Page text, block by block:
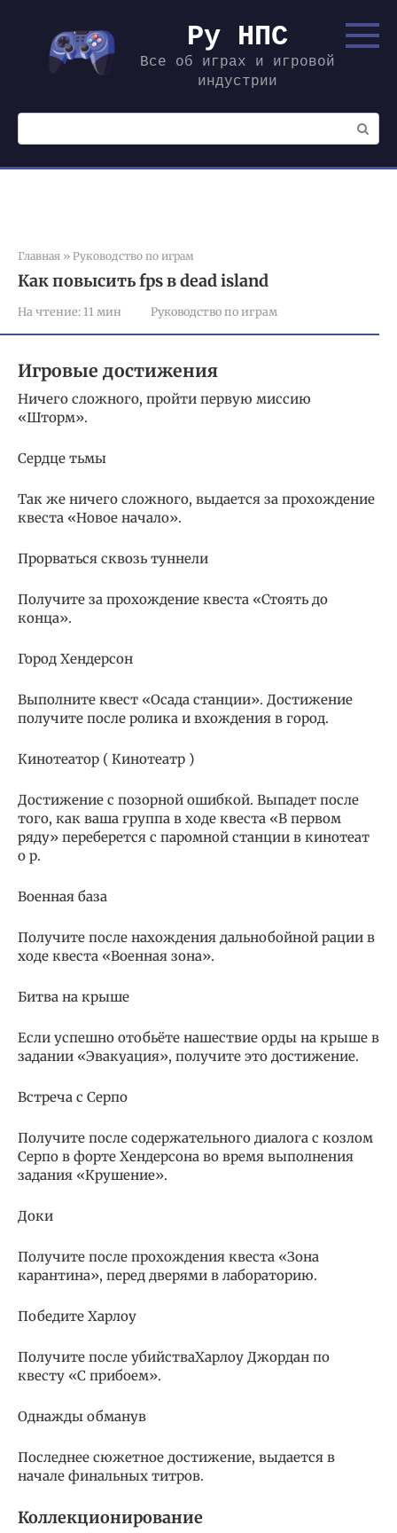
контенту
Ру НПС
Все об играх и игровой
индустрии
Поиск:
Главная » Руководство по играм
Как повысить fps в dead island
На чтение: 11 мин Руководство по играм
Игровые достижения
Ничего сложного, пройти первую миссию
«Шторм».
Сердце тьмы
Так же ничего сложного, выдается за прохождение
квеста «Новое начало».
Прорваться сквозь туннели
Получите за прохождение квеста «Стоять до
конца».
Город Хендерсон
Выполните квест «Осада станции». Достижение
получите после ролика и вхождения в город.
Кинотеатор ( Кинотеатр )
Достижение с позорной ошибкой. Выпадет после
того, как ваша группа в ходе квеста «В первом
ряду» переберется с паромной станции в кинотеат
о р.
Военная база
Получите после нахождения дальнобойной рации в
ходе квеста «Военная зона».
Битва на крыше
Если успешно отобьёте нашествие орды на крыше в
задании «Эвакуация», получите это достижение.
Встреча с Серпо
Получите после содержательного диалога с козлом
Серпо в форте Хендерсона во время выполнения
задания «Крушение».
Доки
Получите после прохождения квеста «Зона
карантина», перед дверями в лабораторию.
Победите Харлоу
Получите после убийстваХарлоу Джордан по
квесту «С прибоем».
Однажды обманув
Последнее сюжетное достижение, выдается в
начале финальных титров.
Коллекционирование